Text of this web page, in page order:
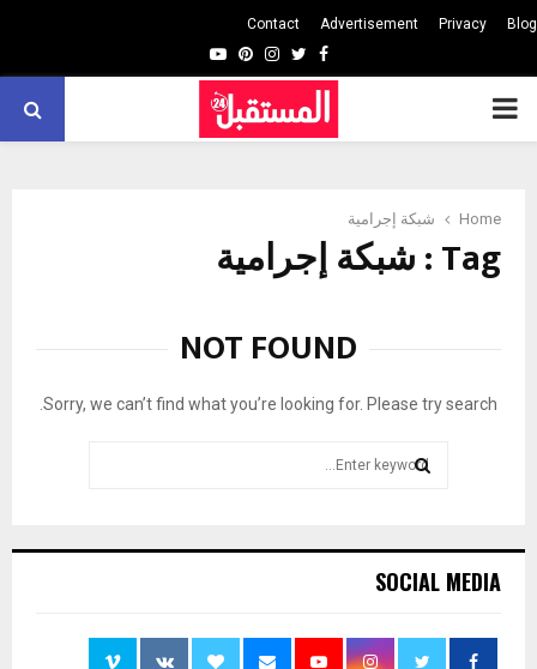
Blog
Privacy
Advertisement
Contact
Facebook
Twitter
Instagram
Pinterest
Youtube
PRIMARY
Home شبكة إجرامية
Tag : شبكة إجرامية
NOT FOUND
Sorry, we can’t find what you’re looking for. Please try search.
for:
SOCIAL MEDIA